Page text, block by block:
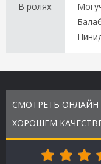
В ролях:
СМОТРЕТЬ ОНЛАЙН
ХОРОШЕМ